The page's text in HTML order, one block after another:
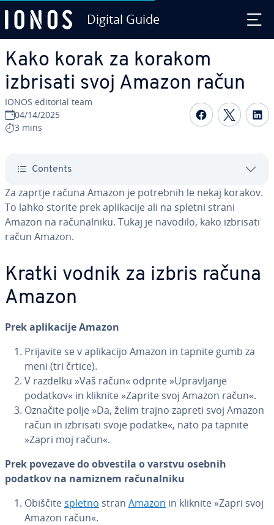
Digital Guide
Kako korak za korakom
izbrisati svoj Amazon račun
IONOS editorial team
04/14/2025
3 mins
Share on
Contents
Za zaprtje računa Amazon je potrebnih le nekaj korakov.
To lahko storite prek apli­ka­ci­je ali na spletni strani
Amazon na ra­ču­nal­ni­ku. Tukaj je navodilo, kako izbrisati
račun Amazon.
Kratki vodnik za izbris računa
Amazon
Prek apli­ka­ci­je Amazon
Prijavite se v apli­ka­ci­jo Amazon in tapnite gumb za
meni (tri črtice).
V razdelku »Vaš račun« odprite »Upra­vlja­nje
podatkov« in kliknite »Zaprite svoj Amazon račun«.
Označite polje »Da, želim trajno zapreti svoj Amazon
račun in izbrisati svoje podatke«, nato pa tapnite
»Zapri moj račun«.
Prek povezave do obvestila o varstvu osebnih
podatkov na namiznem ra­ču­nal­ni­ku
Obiščite spletno stran Amazon in kliknite »Zapri svoj
Amazon račun«.